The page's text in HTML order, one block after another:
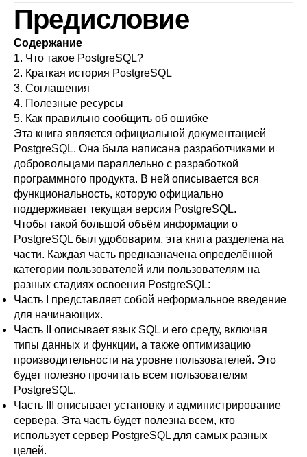
Предисловие
Содержание
1. Что такое PostgreSQL?
2. Краткая история PostgreSQL
3. Соглашения
4. Полезные ресурсы
5. Как правильно сообщить об ошибке
Эта книга является официальной документацией
PostgreSQL. Она была написана разработчиками и
добровольцами параллельно с разработкой
программного продукта. В ней описывается вся
функциональность, которую официально
поддерживает текущая версия PostgreSQL.
Чтобы такой большой объём информации о
PostgreSQL был удобоварим, эта книга разделена на
части. Каждая часть предназначена определённой
категории пользователей или пользователям на
разных стадиях освоения PostgreSQL:
Часть I
представляет собой неформальное введение
для начинающих.
Часть II
описывает язык SQL и его среду, включая
типы данных и функции, а также оптимизацию
производительности на уровне пользователей. Это
будет полезно прочитать всем пользователям
PostgreSQL.
Часть III
описывает установку и администрирование
сервера. Эта часть будет полезна всем, кто
использует сервер PostgreSQL для самых разных
целей.